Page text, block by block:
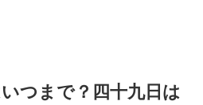
つまで？四十九日は